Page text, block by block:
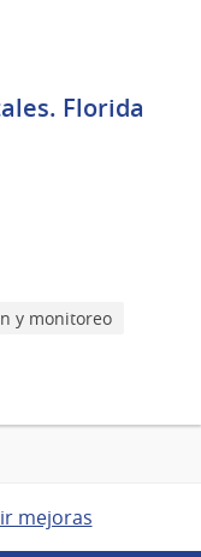
Florida
y monitoreo
mejoras